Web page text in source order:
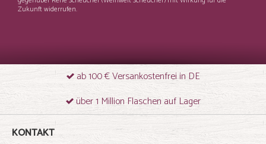
Zukunft widerrufen.
ab 100 € Versankostenfrei in DE
über 1 Million Flaschen auf Lager
KONTAKT